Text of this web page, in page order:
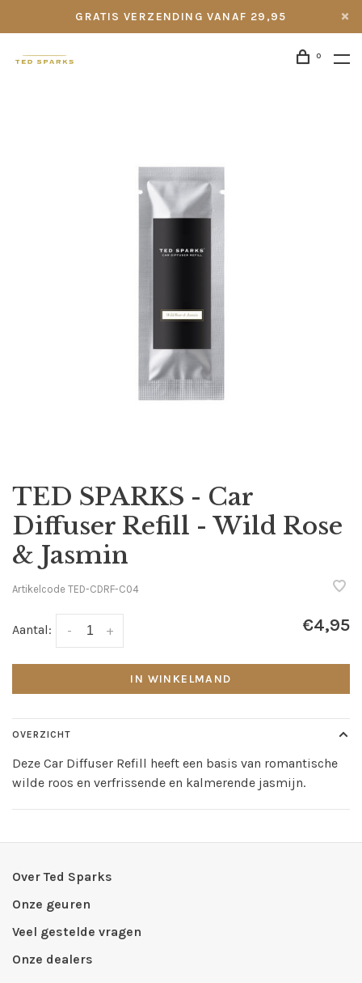
GRATIS VERZENDING VANAF 29,95
0
TED SPARKS - Car
Diffuser Refill - Wild Rose
& Jasmin
Artikelcode TED-CDRF-C04
Aantal: +
- €4,95
IN WINKELMAND
OVERZICHT
Deze Car Diffuser Refill heeft een basis van romantische
wilde roos en verfrissende en kalmerende jasmijn.
Over Ted Sparks
Onze geuren
Veel gestelde vragen
Onze dealers